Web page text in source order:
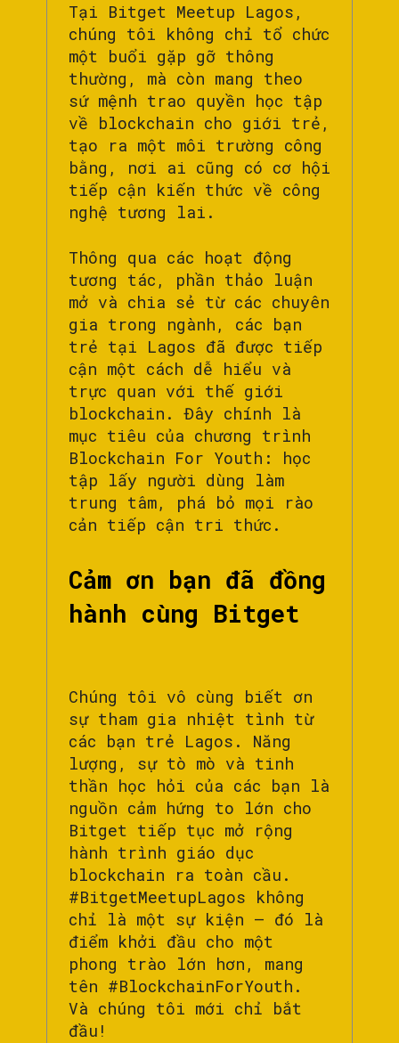
Tại Bitget Meetup Lagos,
chúng tôi không chỉ tổ chức
một buổi gặp gỡ thông
thường, mà còn mang theo
sứ mệnh trao quyền học tập
về blockchain cho giới trẻ,
tạo ra một môi trường công
bằng, nơi ai cũng có cơ hội
tiếp cận kiến thức về công
nghệ tương lai.
Thông qua các hoạt động
tương tác, phần thảo luận
mở và chia sẻ từ các chuyên
gia trong ngành, các bạn
trẻ tại Lagos đã được tiếp
cận một cách dễ hiểu và
trực quan với thế giới
blockchain. Đây chính là
mục tiêu của chương trình
Blockchain For Youth: học
tập lấy người dùng làm
trung tâm, phá bỏ mọi rào
cản tiếp cận tri thức.
Cảm ơn bạn đã đồng
hành cùng Bitget
Chúng tôi vô cùng biết ơn
sự tham gia nhiệt tình từ
các bạn trẻ Lagos. Năng
lượng, sự tò mò và tinh
thần học hỏi của các bạn là
nguồn cảm hứng to lớn cho
Bitget tiếp tục mở rộng
hành trình giáo dục
blockchain ra toàn cầu.
#BitgetMeetupLagos không
chỉ là một sự kiện – đó là
điểm khởi đầu cho một
phong trào lớn hơn, mang
tên #BlockchainForYouth.
Và chúng tôi mới chỉ bắt
đầu!